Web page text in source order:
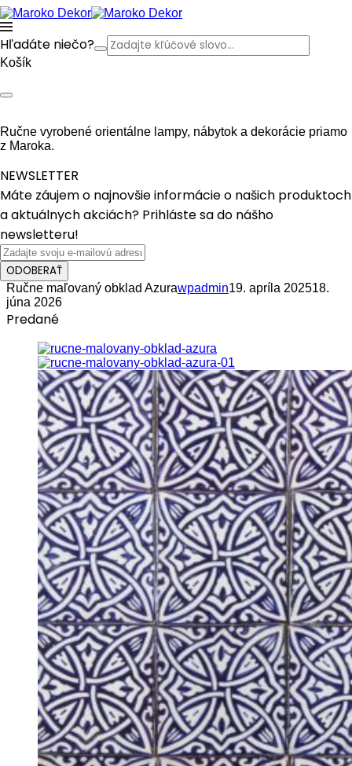
Hľadáte niečo?
Košík
Ručne vyrobené orientálne lampy, nábytok a dekorácie priamo
z Maroka.
NEWSLETTER
Máte záujem o najnovšie informácie o našich produktoch
a aktuálnych akciách? Prihláste sa do nášho
newsletteru!
ODOBERAŤ
Ručne maľovaný obklad Azurawpadmin19. apríla 202518.
júna 2026
Predané